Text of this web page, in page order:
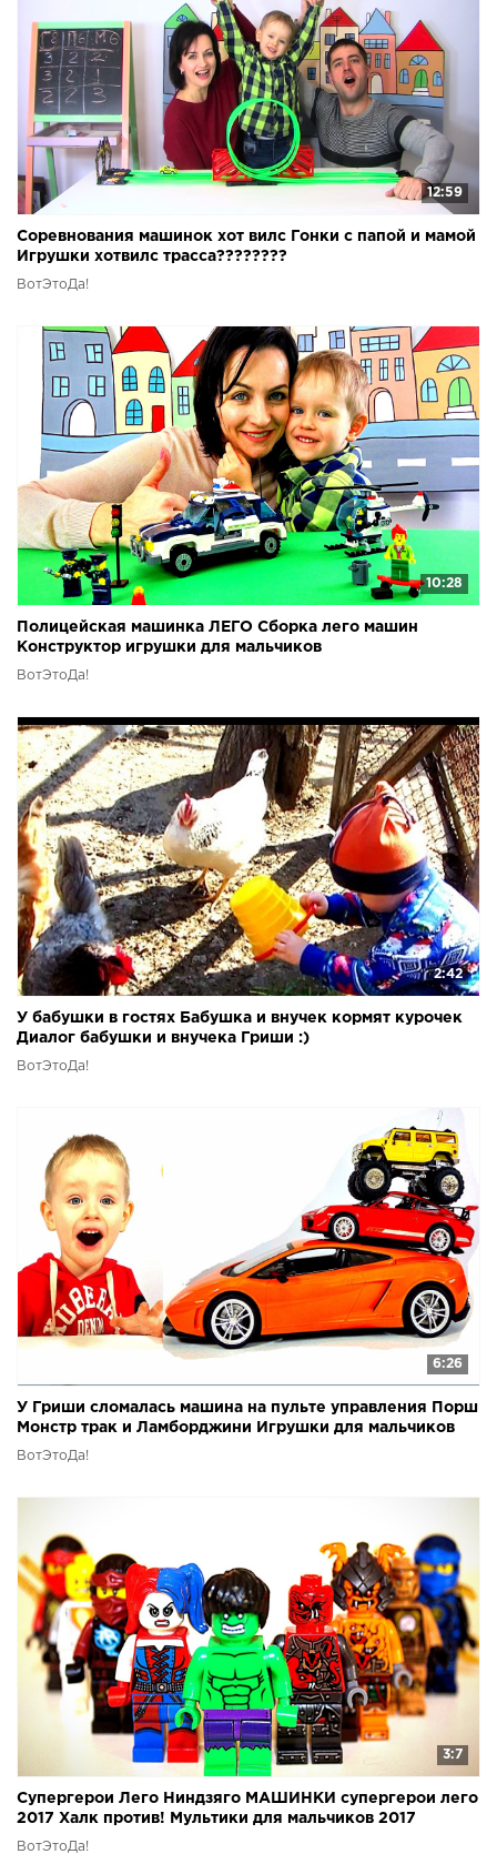
12:59
Соревнования машинок хот вилс Гонки с папой и мамой
Игрушки хотвилс трасса????????
ВотЭтоДа!
10:28
Полицейская машинка ЛЕГО Сборка лего машин
Конструктор игрушки для мальчиков
ВотЭтоДа!
2:42
У бабушки в гостях Бабушка и внучек кормят курочек
Диалог бабушки и внучека Гриши :)
ВотЭтоДа!
6:26
У Гриши сломалась машина на пульте управления Порш
Монстр трак и Ламборджини Игрушки для мальчиков
ВотЭтоДа!
3:7
Супергерои Лего Ниндзяго МАШИНКИ супергерои лего
2017 Халк против! Мультики для мальчиков 2017
ВотЭтоДа!